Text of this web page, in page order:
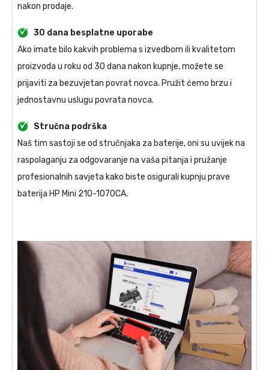
nakon prodaje.
30 dana besplatne uporabe
Ako imate bilo kakvih problema s izvedbom ili kvalitetom
proizvoda u roku od 30 dana nakon kupnje, možete se
prijaviti za bezuvjetan povrat novca. Pružit ćemo brzu i
jednostavnu uslugu povrata novca.
Stručna podrška
Naš tim sastoji se od stručnjaka za baterije, oni su uvijek na
raspolaganju za odgovaranje na vaša pitanja i pružanje
profesionalnih savjeta kako biste osigurali kupnju prave
baterija HP Mini 210-1070CA.